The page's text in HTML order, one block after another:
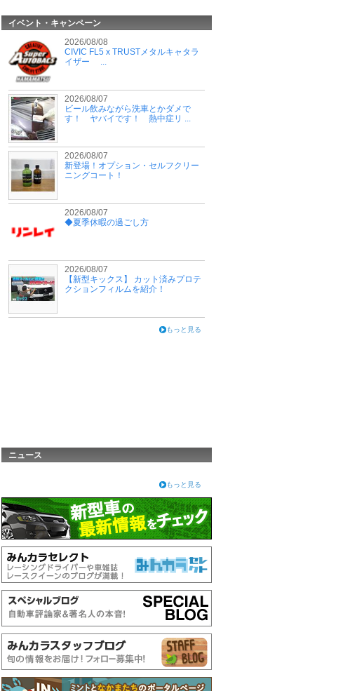
イベント・キャンペーン
2026/08/08
CIVIC FL5 x TRUSTメタルキャタラ
イザー ...
2026/08/07
ビール飲みながら洗車とかダメで
す！ ヤバイです！ 熱中症リ ...
2026/08/07
新登場！オプション・セルフクリー
ニングコート！
2026/08/07
◆夏季休暇の過ごし方
2026/08/07
【新型キックス】 カット済みプロテ
クションフィルムを紹介！
もっと見る
ニュース
もっと見る